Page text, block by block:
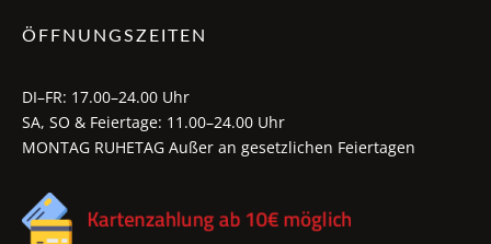
ÖFFNUNGSZEITEN
DI–FR: 17.00–24.00 Uhr
SA, SO & Feiertage: 11.00–24.00 Uhr
MONTAG RUHETAG Außer an gesetzlichen Feiertagen